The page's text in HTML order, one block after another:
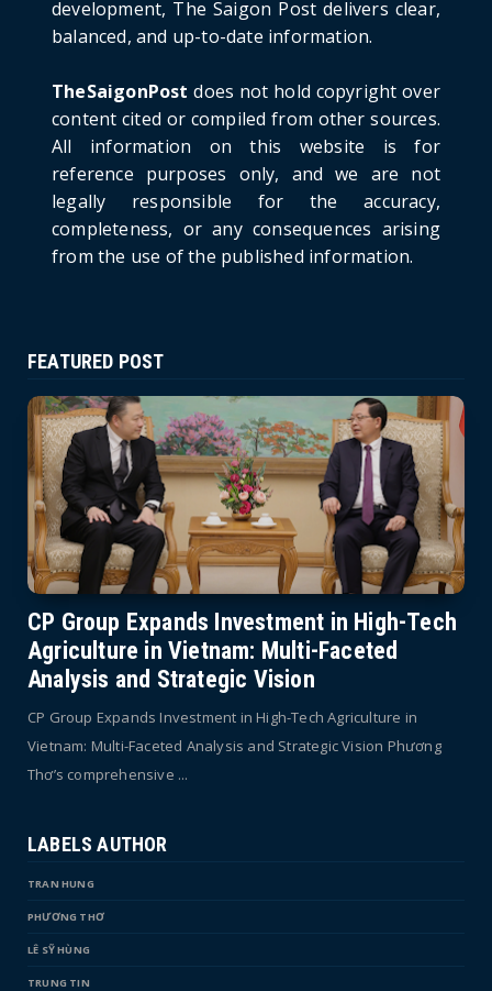
Prime Minister Lê Minh Hưng’s Visit to
Russia: A New Step Fo...
HOTNEWS
Politburo: Strictly Handle Acts of Using
Pirated Software, C...
June 21, 2026
development, The Saigon Post delivers clear,
balanced, and up-to-date information.
TheSaigonPost does not hold copyright over
content cited or compiled from other sources.
All information on this website is for
reference purposes only, and we are not
legally responsible for the accuracy,
completeness, or any consequences arising
from the use of the published information.
FEATURED POST
CP Group Expands Investment in High-Tech
Agriculture in Vietnam: Multi-Faceted
Analysis and Strategic Vision
CP Group Expands Investment in High-Tech Agriculture in
Vietnam: Multi-Faceted Analysis and Strategic Vision Phương
Thơ’s comprehensive ...
LABELS AUTHOR
TRAN HUNG
PHƯƠNG THƠ
LÊ SỸ HÙNG
TRUNG TIN